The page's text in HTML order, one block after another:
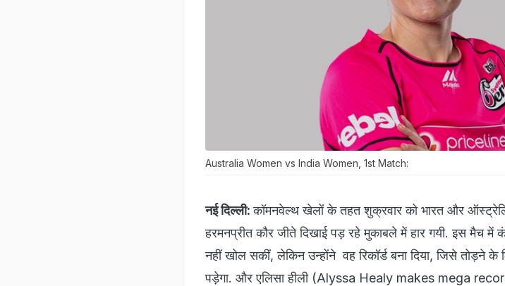
Australia Women vs India Women, 1st Match:
नई दिल्ली: कॉमनवेल्थ खेलों के तहत शुक्रवार को भारत और
हरमनप्रीत कौर जीते दिखाई पड़ रहे मुकाबले में हार गयी. इस मैच में
नहीं खोल सकीं, लेकिन उन्होंने वह रिकॉर्ड बना दिया, जिसे तोड़ने के
पड़ेगा. और एलिसा हीली (Alyssa Healy makes mega